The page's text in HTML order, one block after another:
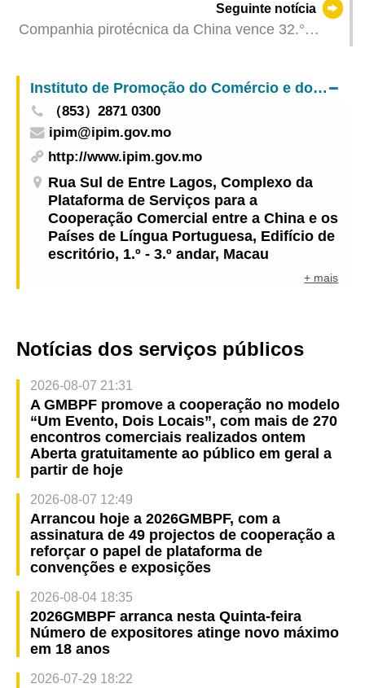
Seguinte notícia
Companhia pirotécnica da China vence 32.°
“duplo aniversário”
Instituto de Promoção do Comércio e do Investimento
（853）2871 0300
ipim@ipim.gov.mo
http://www.ipim.gov.mo
Rua Sul de Entre Lagos, Complexo da
Plataforma de Serviços para a
Cooperação Comercial entre a China e os
Países de Língua Portuguesa, Edifício de
escritório, 1.º - 3.º andar, Macau
+ mais
Notícias dos serviços públicos
2026-08-07 21:31
A GMBPF promove a cooperação no modelo
“Um Evento, Dois Locais”, com mais de 270
encontros comerciais realizados ontem
Aberta gratuitamente ao público em geral a
partir de hoje
2026-08-07 12:49
Arrancou hoje a 2026GMBPF, com a
assinatura de 49 projectos de cooperação a
reforçar o papel de plataforma de
convenções e exposições
2026-08-04 18:35
2026GMBPF arranca nesta Quinta-feira
Número de expositores atinge novo máximo
em 18 anos
2026-07-29 18:22